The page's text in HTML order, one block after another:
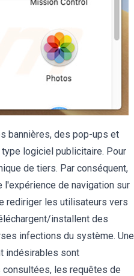
bannières, des pop-ups et
logiciel publicitaire. Pour
de tiers. Par conséquent,
de navigation sur
rediriger les utilisateurs vers
installent des
infections du système. Une
indésirables sont
les requêtes de